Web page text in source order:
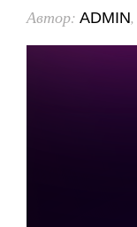
Автор: ADMIN,